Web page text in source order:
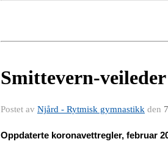
Smittevern-
Postet av Njård - Rytmisk gymnastikk den
Oppdaterte koronavettregler, februar